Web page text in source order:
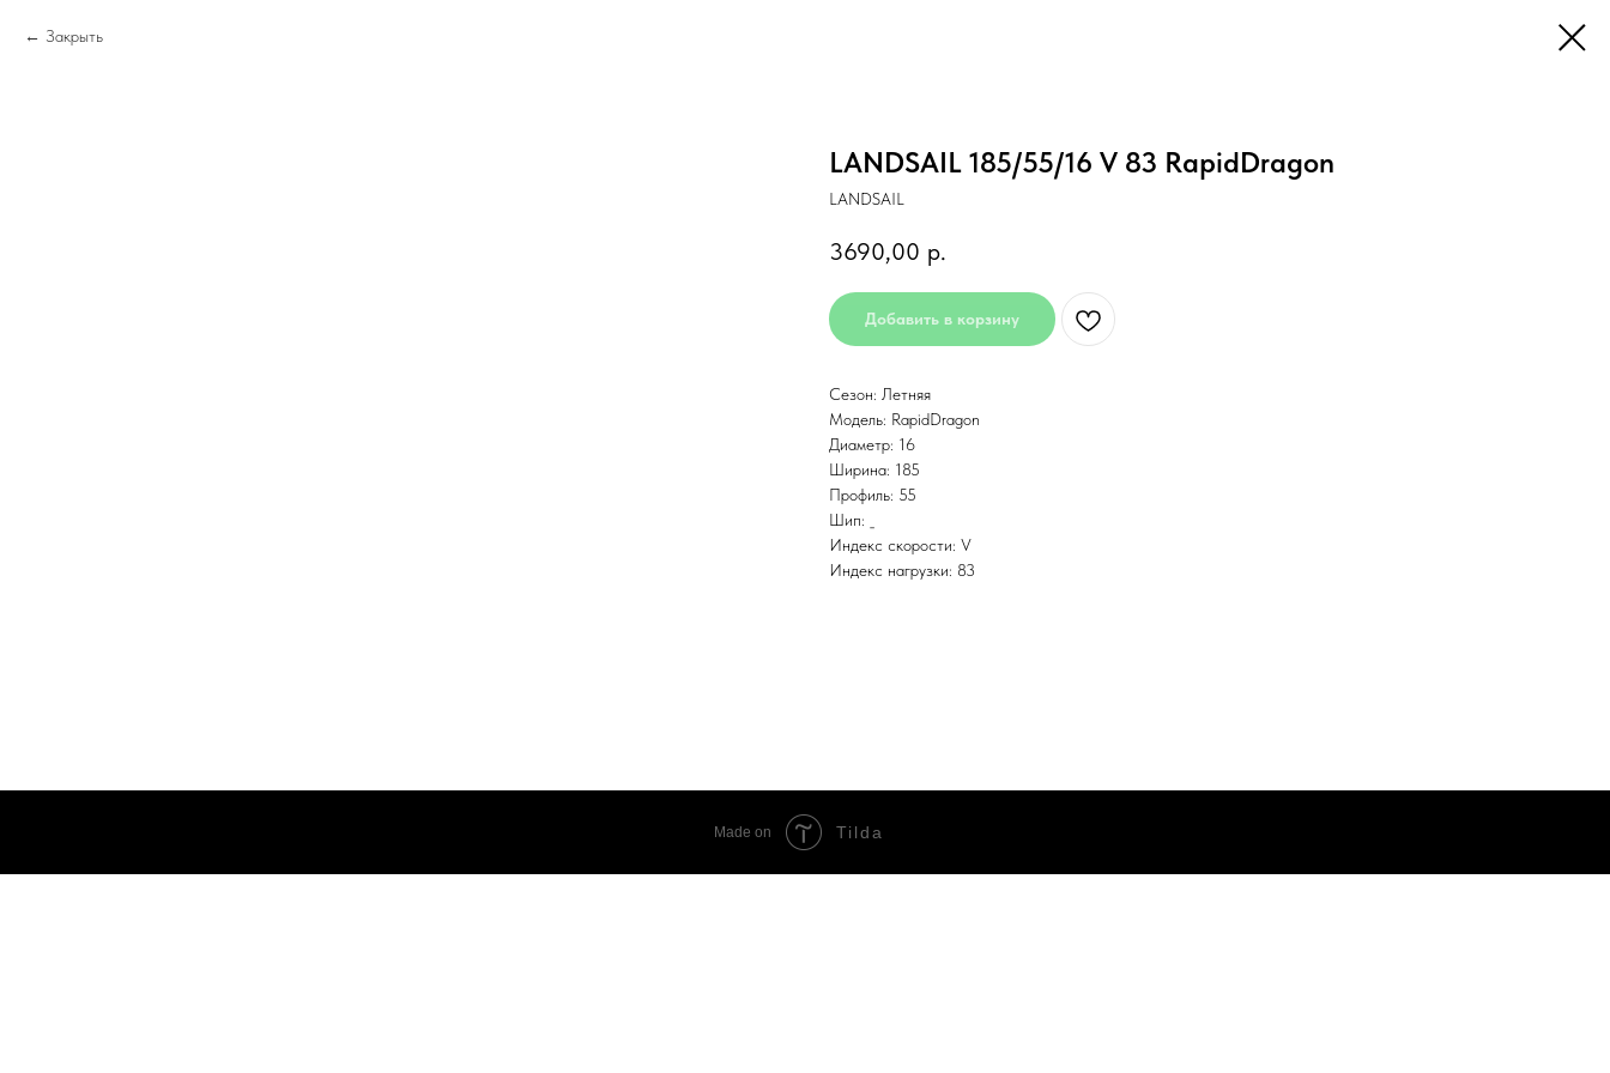
Закрыть
LANDSAIL 185/55/16 V 83 RapidDragon
LANDSAIL
3690,00 р.
Добавить в корзину
Сезон: Летняя
Модель: RapidDragon
Диаметр: 16
Ширина: 185
Профиль: 55
Шип: _
Индекс скорости: V
Индекс нагрузки: 83
Made on Tilda